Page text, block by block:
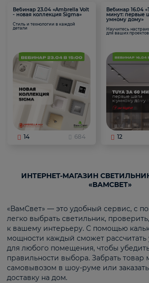
Вебинар 23.04 «Ambrella Volt
- новая коллекция Sigma»
Стиль и технологии в каждой
детали
14 684
Вебинар 16.04
минут: первые
умному дому»
Научитесь
для ваших проектов
12
ИНТЕРНЕТ-МАГАЗИН
«ВАМСВЕТ»
«ВамСвет» — это удобный сервис, с
легко выбрать светильник,
к вашему интерьеру. С помощью
мощности каждый сможет рассчитать
для любого помещения, чтобы
правильности выбора. Забрать товар
самовывозом в шоу-руме или
доставку на дом.